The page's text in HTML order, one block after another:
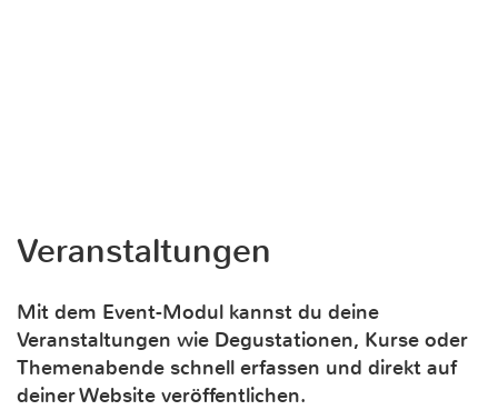
Veranstaltungen
Mit dem Event-Modul kannst du deine
Veranstaltungen wie Degustationen, Kurse oder
Themenabende schnell erfassen und direkt auf
deiner Website veröffentlichen.